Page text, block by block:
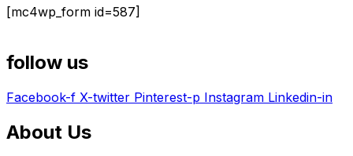
[mc4wp_form id=587]
follow us
Facebook-f X-twitter Pinterest-p Instagram Linkedin-in
About Us